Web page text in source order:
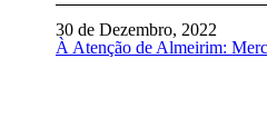
À Atenção de Almeirim:
30 de Dezembro, 2022